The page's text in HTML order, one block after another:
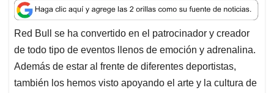
a
t
s
A
p
p
c
e
b
o
o
k
n
k
e
d
I
n
a
i
l
r
e
a
d
s
Red Bull se ha convertido en el patrocinador y creador
de todo tipo de eventos llenos de emoción y adrenalina.
Además de estar al frente de diferentes deportistas,
también los hemos visto apoyando el arte y la cultura de